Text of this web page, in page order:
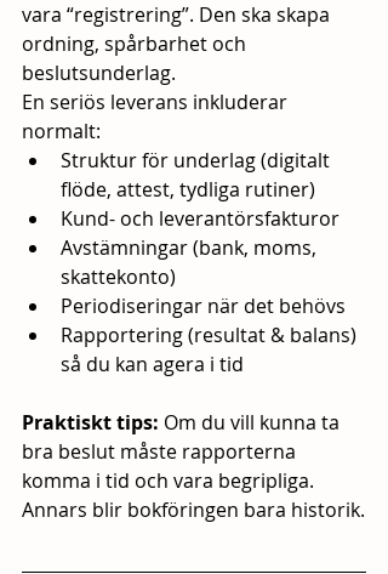
vara “registrering”. Den ska skapa
ordning, spårbarhet och
beslutsunderlag.
En seriös leverans inkluderar
normalt:
Struktur för underlag (digitalt
flöde, attest, tydliga rutiner)
Kund- och leverantörsfakturor
Avstämningar (bank, moms,
skattekonto)
Periodiseringar när det behövs
Rapportering (resultat & balans)
så du kan agera i tid
Praktiskt tips: Om du vill kunna ta
bra beslut måste rapporterna
komma i tid och vara begripliga.
Annars blir bokföringen bara historik.